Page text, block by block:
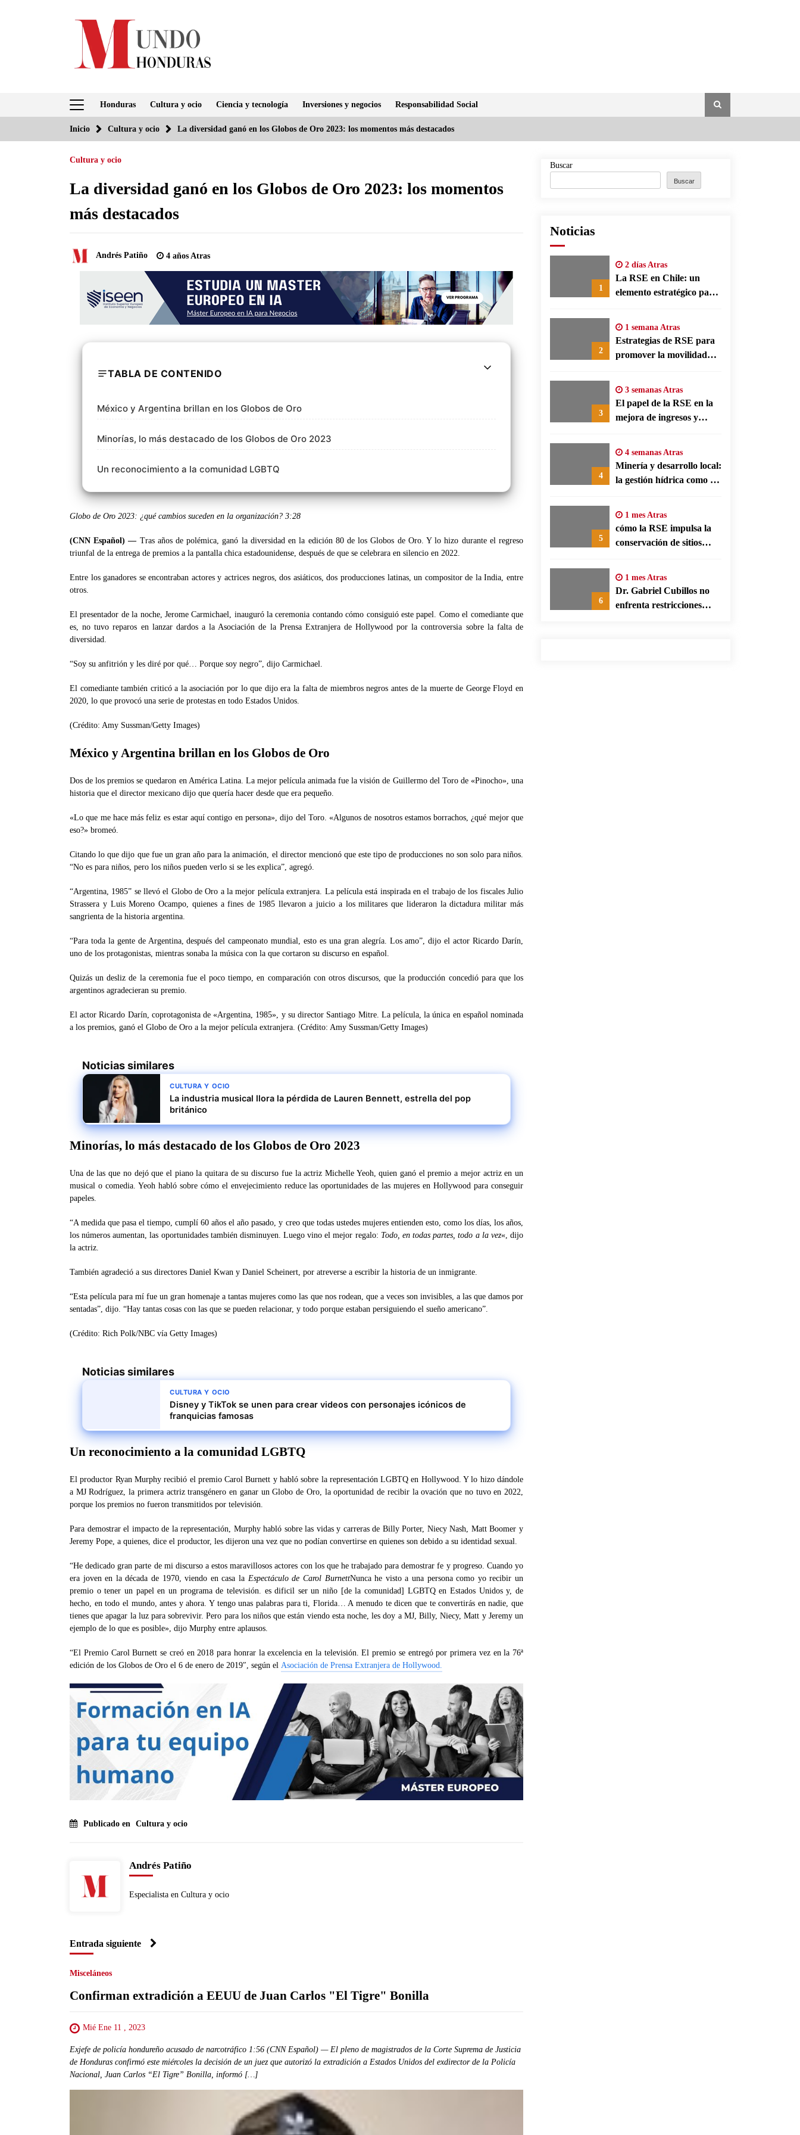
Honduras Cultura y ocio Ciencia y tecnología Inversiones y negocios Responsabilidad Social
Inicio Cultura y ocio La diversidad ganó en los Globos de Oro 2023: los momentos más destacados
Cultura y ocio
La diversidad ganó en los Globos de Oro 2023: los momentos
más destacados
Andrés Patiño 4 años Atras
TABLA DE CONTENIDO
México y Argentina brillan en los Globos de Oro
Minorías, lo más destacado de los Globos de Oro 2023
Un reconocimiento a la comunidad LGBTQ
Globo de Oro 2023: ¿qué cambios suceden en la organización? 3:28
(CNN Español) –– Tras años de polémica, ganó la diversidad en la edición 80 de los Globos de Oro. Y lo hizo durante el regreso
triunfal de la entrega de premios a la pantalla chica estadounidense, después de que se celebrara en silencio en 2022.
Entre los ganadores se encontraban actores y actrices negros, dos asiáticos, dos producciones latinas, un compositor de la India, entre
otros.
El presentador de la noche, Jerome Carmichael, inauguró la ceremonia contando cómo consiguió este papel. Como el comediante que
es, no tuvo reparos en lanzar dardos a la Asociación de la Prensa Extranjera de Hollywood por la controversia sobre la falta de
diversidad.
“Soy su anfitrión y les diré por qué… Porque soy negro”, dijo Carmichael.
El comediante también criticó a la asociación por lo que dijo era la falta de miembros negros antes de la muerte de George Floyd en
2020, lo que provocó una serie de protestas en todo Estados Unidos.
(Crédito: Amy Sussman/Getty Images)
México y Argentina brillan en los Globos de Oro
Dos de los premios se quedaron en América Latina. La mejor película animada fue la visión de Guillermo del Toro de «Pinocho», una
historia que el director mexicano dijo que quería hacer desde que era pequeño.
«Lo que me hace más feliz es estar aquí contigo en persona», dijo del Toro. «Algunos de nosotros estamos borrachos, ¿qué mejor que
eso?» bromeó.
Citando lo que dijo que fue un gran año para la animación, el director mencionó que este tipo de producciones no son solo para niños.
“No es para niños, pero los niños pueden verlo si se les explica”, agregó.
“Argentina, 1985” se llevó el Globo de Oro a la mejor película extranjera. La película está inspirada en el trabajo de los fiscales Julio
Strassera y Luis Moreno Ocampo, quienes a fines de 1985 llevaron a juicio a los militares que lideraron la dictadura militar más
sangrienta de la historia argentina.
“Para toda la gente de Argentina, después del campeonato mundial, esto es una gran alegría. Los amo”, dijo el actor Ricardo Darín,
uno de los protagonistas, mientras sonaba la música con la que cortaron su discurso en español.
Quizás un desliz de la ceremonia fue el poco tiempo, en comparación con otros discursos, que la producción concedió para que los
argentinos agradecieran su premio.
El actor Ricardo Darín, coprotagonista de «Argentina, 1985», y su director Santiago Mitre. La película, la única en español nominada
a los premios, ganó el Globo de Oro a la mejor película extranjera. (Crédito: Amy Sussman/Getty Images)
Noticias similares
CULTURA Y OCIO
La industria musical llora la pérdida de Lauren Bennett, estrella del pop
británico
Minorías, lo más destacado de los Globos de Oro 2023
Una de las que no dejó que el piano la quitara de su discurso fue la actriz Michelle Yeoh, quien ganó el premio a mejor actriz en un
musical o comedia. Yeoh habló sobre cómo el envejecimiento reduce las oportunidades de las mujeres en Hollywood para conseguir
papeles.
“A medida que pasa el tiempo, cumplí 60 años el año pasado, y creo que todas ustedes mujeres entienden esto, como los días, los años,
los números aumentan, las oportunidades también disminuyen. Luego vino el mejor regalo: Todo, en todas partes, todo a la vez«, dijo
la actriz.
También agradeció a sus directores Daniel Kwan y Daniel Scheinert, por atreverse a escribir la historia de un inmigrante.
“Esta película para mí fue un gran homenaje a tantas mujeres como las que nos rodean, que a veces son invisibles, a las que damos por
sentadas”, dijo. “Hay tantas cosas con las que se pueden relacionar, y todo porque estaban persiguiendo el sueño americano”.
(Crédito: Rich Polk/NBC vía Getty Images)
Noticias similares
CULTURA Y OCIO
Disney y TikTok se unen para crear videos con personajes icónicos de
franquicias famosas
Un reconocimiento a la comunidad LGBTQ
El productor Ryan Murphy recibió el premio Carol Burnett y habló sobre la representación LGBTQ en Hollywood. Y lo hizo dándole
a MJ Rodríguez, la primera actriz transgénero en ganar un Globo de Oro, la oportunidad de recibir la ovación que no tuvo en 2022,
porque los premios no fueron transmitidos por televisión.
Para demostrar el impacto de la representación, Murphy habló sobre las vidas y carreras de Billy Porter, Niecy Nash, Matt Boomer y
Jeremy Pope, a quienes, dice el productor, les dijeron una vez que no podían convertirse en quienes son debido a su identidad sexual.
“He dedicado gran parte de mi discurso a estos maravillosos actores con los que he trabajado para demostrar fe y progreso. Cuando yo
era joven en la década de 1970, viendo en casa la Espectáculo de Carol BurnettNunca he visto a una persona como yo recibir un
premio o tener un papel en un programa de televisión. es dificil ser un niño [de la comunidad] LGBTQ en Estados Unidos y, de
hecho, en todo el mundo, antes y ahora. Y tengo unas palabras para ti, Florida… A menudo te dicen que te convertirás en nadie, que
tienes que apagar la luz para sobrevivir. Pero para los niños que están viendo esta noche, les doy a MJ, Billy, Niecy, Matt y Jeremy un
ejemplo de lo que es posible», dijo Murphy entre aplausos.
“El Premio Carol Burnett se creó en 2018 para honrar la excelencia en la televisión. El premio se entregó por primera vez en la 76ª
edición de los Globos de Oro el 6 de enero de 2019″, según el Asociación de Prensa Extranjera de Hollywood.
Publicado en Cultura y ocio
Andrés Patiño
Especialista en Cultura y ocio
Entrada siguiente
Misceláneos
Confirman extradición a EEUU de Juan Carlos "El Tigre" Bonilla
Mié Ene 11 , 2023
Exjefe de policía hondureño acusado de narcotráfico 1:56 (CNN Español) — El pleno de magistrados de la Corte Suprema de Justicia
de Honduras confirmó este miércoles la decisión de un juez que autorizó la extradición a Estados Unidos del exdirector de la Policía
Nacional, Juan Carlos “El Tigre” Bonilla, informó […]
Buscar
Buscar
Noticias
1
2 días Atras
La RSE en Chile: un
elemento estratégico para
2
1 semana Atras
Estrategias de RSE para
promover la movilidad
fabriles alemanes
3
3 semanas Atras
El papel de la RSE en la
mejora de ingresos y
4
4 semanas Atras
Minería y desarrollo local:
la gestión hídrica como eje
5
1 mes Atras
cómo la RSE impulsa la
conservación de sitios
6
1 mes Atras
Dr. Gabriel Cubillos no
enfrenta restricciones